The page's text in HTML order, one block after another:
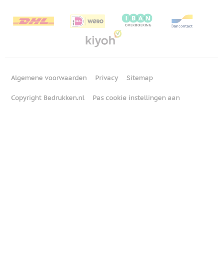
Algemene voorwaarden Privacy Sitemap
Copyright Bedrukken.nl Pas cookie instellingen aan